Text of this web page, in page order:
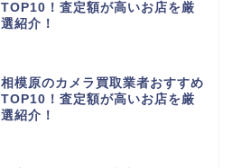
TOP10！査定額が高いお店を厳
選紹介！
相模原のカメラ買取業者おすすめ
TOP10！査定額が高いお店を厳
選紹介！